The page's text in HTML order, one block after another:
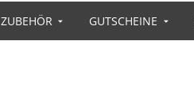
ZUBEHÖR GUTSCHEINE